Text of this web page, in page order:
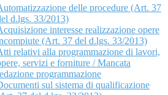
delle procedure (Art. 37
d.lgs. 33/2013)
interesse realizzazione opere
(Art. 37 del d.lgs. 33/2013)
relativi alla programmazione di lavori,
servizi e forniture / Mancata
programmazione
sul sistema di qualificazione